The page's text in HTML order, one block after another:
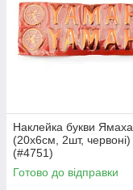
Наклейка букви Ямаха
(20х6см, 2шт, червоні)
(#4751)
Готово до відправки